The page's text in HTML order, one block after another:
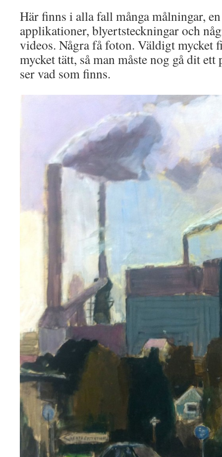
Här finns i alla fall många målningar,
applikationer, blyertsteckningar och
videos. Några få foton. Väldigt mycket
mycket tätt, så man måste nog gå dit ett
ser vad som finns.